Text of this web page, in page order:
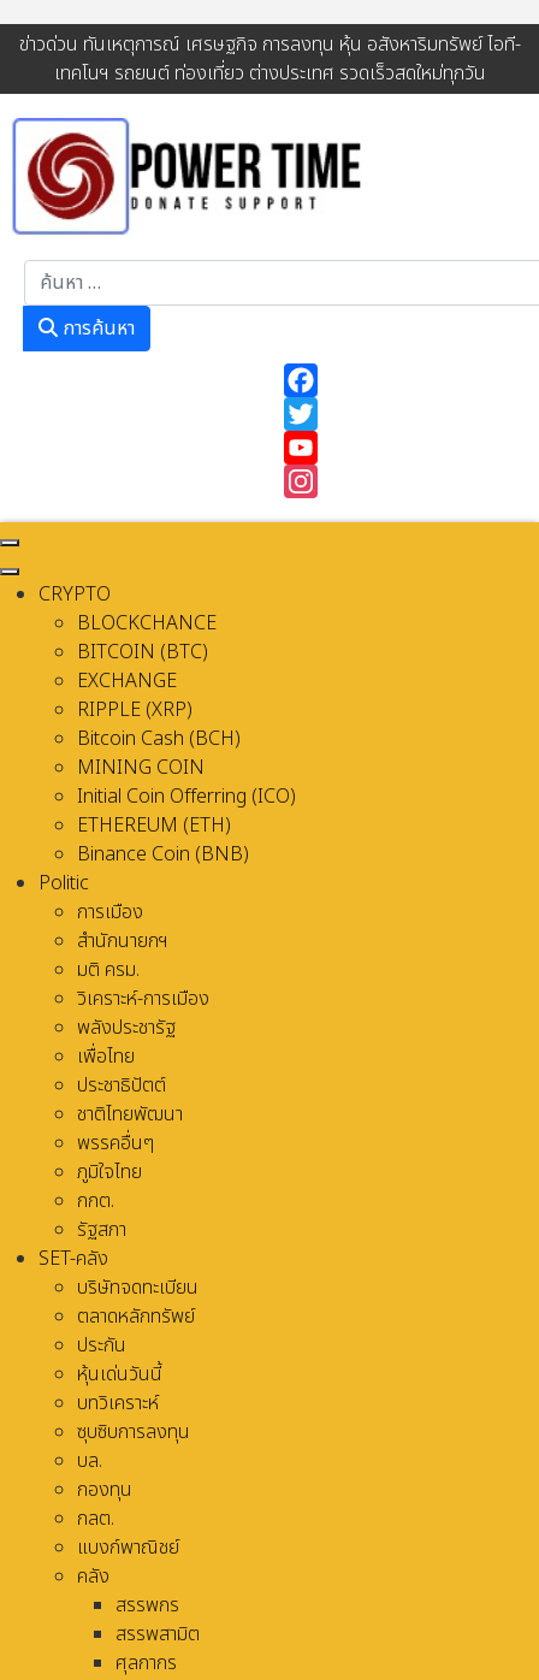
ข่าวด่วน ทันเหตุการณ์ เศรษฐกิจ การลงทุน หุ้น อสังหาริมทรัพย์ ไอที-
เทคโนฯ รถยนต์ ท่องเที่ยว ต่างประเทศ รวดเร็วสดใหม่ทุกวัน
การค้นหา
Instagram
CRYPTO
BLOCKCHANCE
BITCOIN (BTC)
EXCHANGE
RIPPLE (XRP)
Bitcoin Cash (BCH)
MINING COIN
Initial Coin Offerring (ICO)
ETHEREUM (ETH)
Binance Coin (BNB)
Politic
การเมือง
สำนักนายกฯ
มติ ครม.
วิเคราะห์-การเมือง
พลังประชารัฐ
เพื่อไทย
ประชาธิปัตต์
ชาติไทยพัฒนา
พรรคอื่นๆ
ภูมิใจไทย
กกต.
รัฐสภา
SET-คลัง
บริษัทจดทะเบียน
ตลาดหลักทรัพย์
ประกัน
หุ้นเด่นวันนี้
บทวิเคราะห์
ซุบซิบการลงทุน
บล.
กองทุน
กลต.
แบงก์พาณิชย์
คลัง
สรรพกร
สรรพสามิต
ศุลกากร